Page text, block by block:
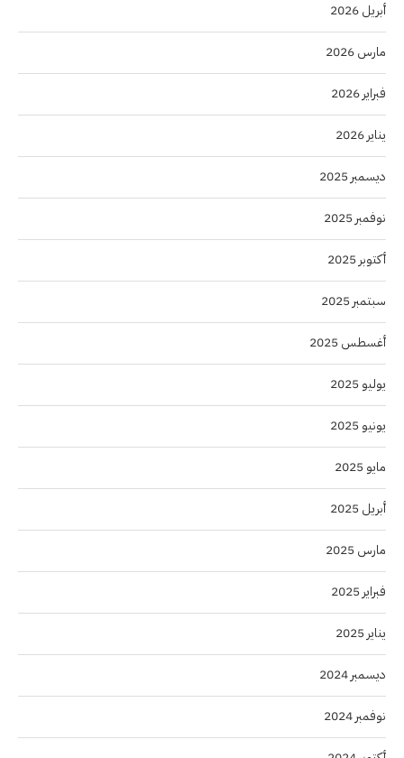
أبريل 2026
مارس 2026
فبراير 2026
يناير 2026
ديسمبر 2025
نوفمبر 2025
أكتوبر 2025
سبتمبر 2025
أغسطس 2025
يوليو 2025
يونيو 2025
مايو 2025
أبريل 2025
مارس 2025
فبراير 2025
يناير 2025
ديسمبر 2024
نوفمبر 2024